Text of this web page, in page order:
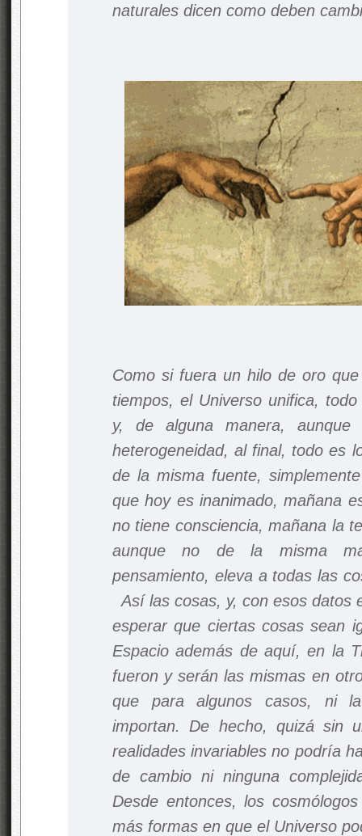
naturales dicen como deben
Como si fuera un hilo de oro
tiempos, el Universo unifica,
y, de alguna manera,
heterogeneidad, al final, todo es
de la misma fuente,
que hoy es inanimado, mañana
no tiene consciencia, mañana la
aunque no de la misma
pensamiento, eleva a todas las
Así las cosas, y, con esos datos
esperar que ciertas cosas sean
Espacio además de aquí, en la
fueron y serán las mismas en
que para algunos casos, ni
importan. De hecho, quizá sin
realidades invariables no podría
de cambio ni ninguna
Desde entonces, los
más formas en que el Universo